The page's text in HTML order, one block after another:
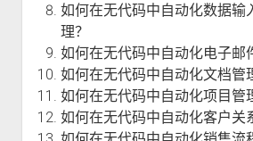
如何在无代码中自动化数据输
理？
如何在无代码中自动化电子邮
如何在无代码中自动化文档管
如何在无代码中自动化项目管
如何在无代码中自动化客户关